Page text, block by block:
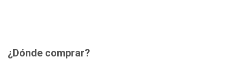
¿Dónde comprar?